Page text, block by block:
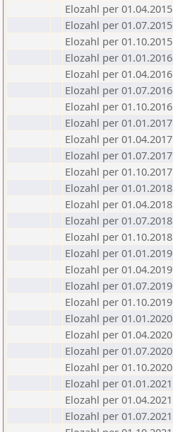
Elozahl per 01.04.2015
Elozahl per 01.07.2015
Elozahl per 01.10.2015
Elozahl per 01.01.2016
Elozahl per 01.04.2016
Elozahl per 01.07.2016
Elozahl per 01.10.2016
Elozahl per 01.01.2017
Elozahl per 01.04.2017
Elozahl per 01.07.2017
Elozahl per 01.10.2017
Elozahl per 01.01.2018
Elozahl per 01.04.2018
Elozahl per 01.07.2018
Elozahl per 01.10.2018
Elozahl per 01.01.2019
Elozahl per 01.04.2019
Elozahl per 01.07.2019
Elozahl per 01.10.2019
Elozahl per 01.01.2020
Elozahl per 01.04.2020
Elozahl per 01.07.2020
Elozahl per 01.10.2020
Elozahl per 01.01.2021
Elozahl per 01.04.2021
Elozahl per 01.07.2021